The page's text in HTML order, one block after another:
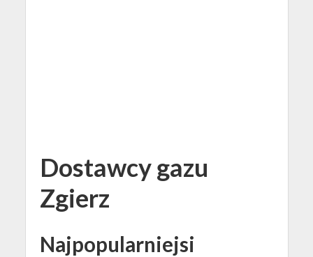
Dostawcy gazu
Zgierz
Najpopularniejsi